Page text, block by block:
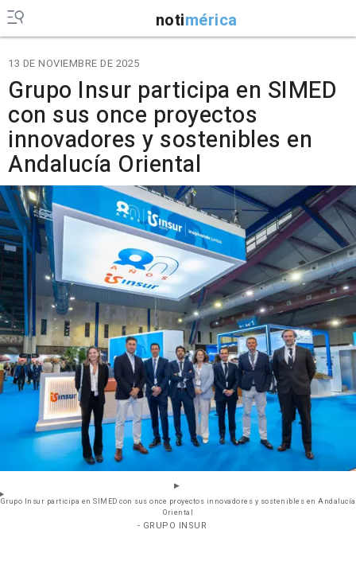
notimérica
13 DE NOVIEMBRE DE 2025
Grupo Insur participa en SIMED
con sus once proyectos
innovadores y sostenibles en
Andalucía Oriental
Grupo Insur participa en SIMED con sus once proyectos innovadores y sostenibles en Andalucía
Oriental
- GRUPO INSUR